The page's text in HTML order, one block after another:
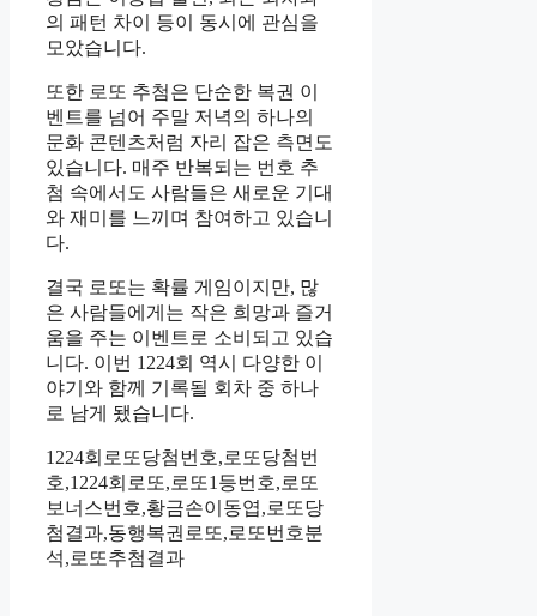
의 패턴 차이 등이 동시에 관심을
모았습니다.
또한 로또 추첨은 단순한 복권 이
벤트를 넘어 주말 저녁의 하나의
문화 콘텐츠처럼 자리 잡은 측면도
있습니다. 매주 반복되는 번호 추
첨 속에서도 사람들은 새로운 기대
와 재미를 느끼며 참여하고 있습니
다.
결국 로또는 확률 게임이지만, 많
은 사람들에게는 작은 희망과 즐거
움을 주는 이벤트로 소비되고 있습
니다. 이번 1224회 역시 다양한 이
야기와 함께 기록될 회차 중 하나
로 남게 됐습니다.
1224회로또당첨번호,로또당첨번
호,1224회로또,로또1등번호,로또
보너스번호,황금손이동엽,로또당
첨결과,동행복권로또,로또번호분
석,로또추첨결과